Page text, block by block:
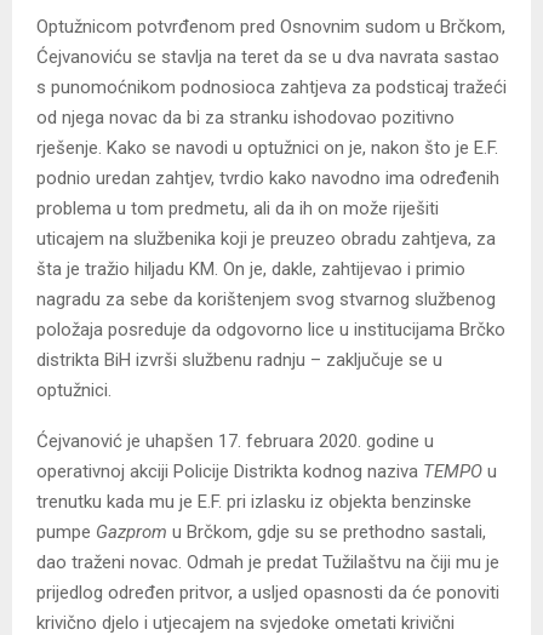
Optužnicom potvrđenom pred Osnovnim sudom u Brčkom,
Ćejvanoviću se stavlja na teret da se u dva navrata sastao
s punomoćnikom podnosioca zahtjeva za podsticaj tražeći
od njega novac da bi za stranku ishodovao pozitivno
rješenje. Kako se navodi u optužnici on je, nakon što je E.F.
podnio uredan zahtjev, tvrdio kako navodno ima određenih
problema u tom predmetu, ali da ih on može riješiti
uticajem na službenika koji je preuzeo obradu zahtjeva, za
šta je tražio hiljadu KM. On je, dakle, zahtijevao i primio
nagradu za sebe da korištenjem svog stvarnog službenog
položaja posreduje da odgovorno lice u institucijama Brčko
distrikta BiH izvrši službenu radnju – zaključuje se u
optužnici.
Ćejvanović je uhapšen 17. februara 2020. godine u
operativnoj akciji Policije Distrikta kodnog naziva TEMPO u
trenutku kada mu je E.F. pri izlasku iz objekta benzinske
pumpe Gazprom u Brčkom, gdje su se prethodno sastali,
dao traženi novac. Odmah je predat Tužilaštvu na čiji mu je
prijedlog određen pritvor, a usljed opasnosti da će ponoviti
krivično djelo i utjecajem na svjedoke ometati krivični